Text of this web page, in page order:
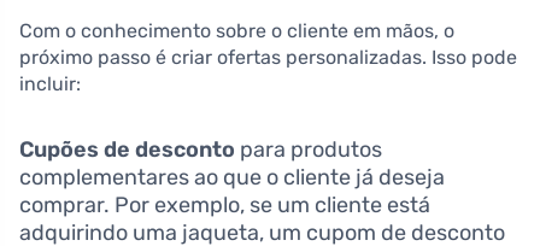
Com o conhecimento sobre o cliente em mãos, o
próximo passo é criar ofertas personalizadas. Isso pode
incluir:
Cupões de desconto para produtos
complementares ao que o cliente já deseja
comprar. Por exemplo, se um cliente está
adquirindo uma jaqueta, um cupom de desconto